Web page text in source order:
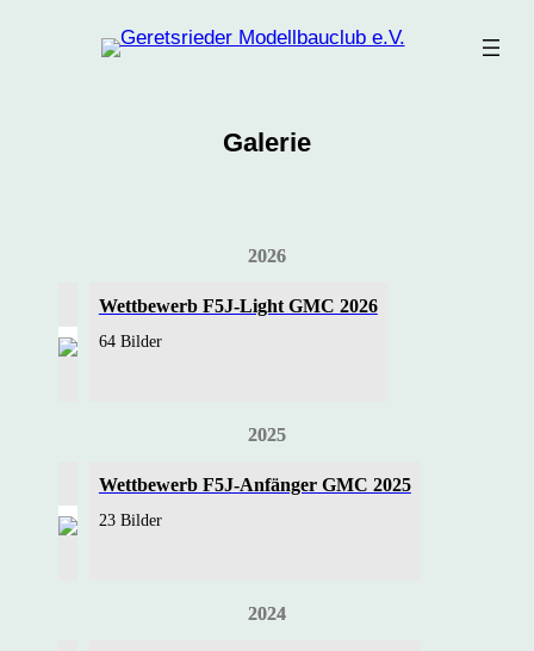
Galerie
2026
Wettbewerb F5J-Light GMC 2026
64 Bilder
2025
Wettbewerb F5J-Anfänger GMC 2025
23 Bilder
2024